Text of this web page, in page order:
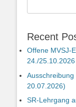
Recent
Offene MVSJ-
24./25.10.2026
20.07.2026)
SR-Lehrgang